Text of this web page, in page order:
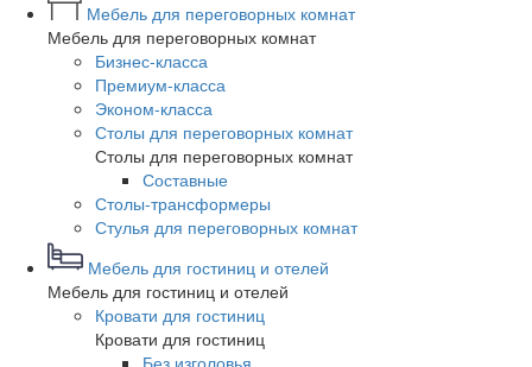
Мебель для переговорных комнат
Мебель для переговорных комнат
Бизнес-класса
Премиум-класса
Эконом-класса
Столы для переговорных комнат
Столы для переговорных комнат
Составные
Столы-трансформеры
Стулья для переговорных комнат
Мебель для гостиниц и отелей
Мебель для гостиниц и отелей
Кровати для гостиниц
Кровати для гостиниц